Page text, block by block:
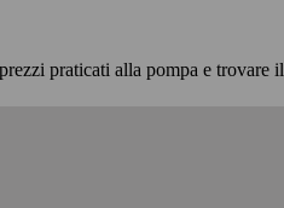
praticati alla pompa e trovare il